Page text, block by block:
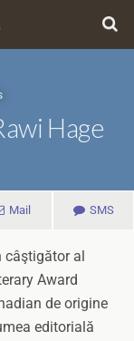
Hage
Mail SMS
câştigător al
Award
de origine
editorială